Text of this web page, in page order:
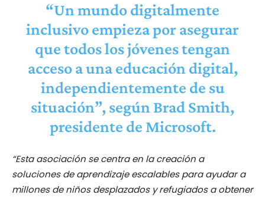
“Un mundo digitalmente
inclusivo empieza por asegurar
que todos los jóvenes tengan
acceso a una educación digital,
independientemente de su
situación”, según Brad Smith,
presidente de Microsoft.
“Esta asociación se centra en la creación a
soluciones de aprendizaje escalables para ayudar a
millones de niños desplazados y refugiados a obtener